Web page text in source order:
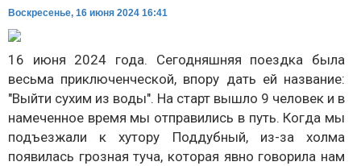
Воскресенье, 16 июня 2024 16:41
16 июня 2024 года. Сегодняшняя поездка была
весьма приключенческой, впору дать ей название:
"Выйти сухим из воды". На старт вышло 9 человек и в
намеченное время мы отправились в путь. Когда мы
подъезжали к хутору Поддубный, из-за холма
появилась грозная туча, которая явно говорила нам